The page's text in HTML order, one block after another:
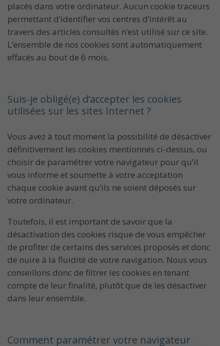
placés dans votre ordinateur. Aucun cookie traceurs
permettant d’identifier vos centres d’intérêt au
travers des articles consultés n’est utilisé sur ce site.
L’ensemble de nos cookies sont automatiquement
effacés au bout de 6 mois.
Suis-je obligé(e) d’accepter les cookies
utilisées sur les sites Internet ?
Vous avez à tout moment la possibilité de désactiver
définitivement les cookies mentionnés ci-dessus, ou
choisir de paramétrer votre navigateur pour qu’il
vous informe et soumette à votre acceptation
chaque cookie avant qu’ils ne soient déposés sur
votre ordinateur.
Toutefois, il est important de savoir que la
désactivation des cookies risque de vous empêcher
de profiter de certains des services proposés et donc
de nuire à la fluidité de votre navigation. Nous vous
conseillons donc de filtrer les cookies en tenant
compte de leur finalité, plutôt que de les désactiver
dans leur ensemble.
Comment paramétrer votre navigateur